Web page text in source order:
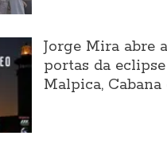
Jorge Mira abre
portas da
Malpica, Cabana